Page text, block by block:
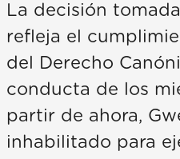
La decisión
refleja el
del Derecho
conducta de los
partir de ahora,
inhabilitado para